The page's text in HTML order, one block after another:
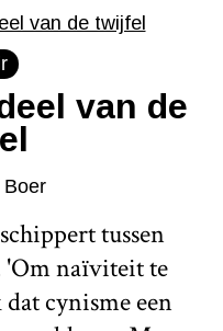
van de
Boer
tussen
'Om naïviteit te
cynisme een